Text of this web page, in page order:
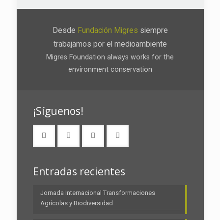
Desde Fundación Migres siempre
trabajamos por el medioambiente
Migres Foundation always works for the
environment conservation
¡Síguenos!
Entradas recientes
Jornada Internacional Transformaciones
Agrícolas y Biodiversidad